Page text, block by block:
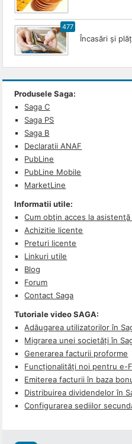
477
Încasări și
Produsele Saga:
Saga C
Saga PS
Saga B
Declaratii ANAF
PubLine
PubLine Mobile
MarketLine
Informatii utile:
Cum obţin acces la asistenţă
Achizitie licente
Preturi licente
Linkuri utile
Blog
Forum
Contact Saga
Tutoriale video SAGA:
Adăugarea utilizatorilor în
Migrarea unei societăți în
Generarea facturii proforme
Funcționalități noi pentru e-
Emiterea facturii în baza
Distribuirea dividendelor în
Configurarea sediilor